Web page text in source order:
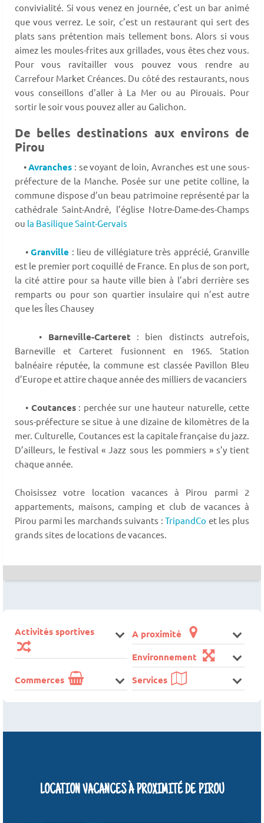
convivialité. Si vous venez en journée, c’est un bar animé
que vous verrez. Le soir, c’est un restaurant qui sert des
plats sans prétention mais tellement bons. Alors si vous
aimez les moules-frites aux grillades, vous êtes chez vous.
Pour vous ravitailler vous pouvez vous rendre au
Carrefour Market Créances. Du côté des restaurants, nous
vous conseillons d'aller à La Mer ou au Pirouais. Pour
sortir le soir vous pouvez aller au Galichon.
De belles destinations aux environs de
Pirou
•Avranches : se voyant de loin, Avranches est une sous-
préfecture de la Manche. Posée sur une petite colline, la
commune dispose d’un beau patrimoine représenté par la
cathédrale Saint-André, l’église Notre-Dame-des-Champs
ou la Basilique Saint-Gervais
•Granville : lieu de villégiature très apprécié, Granville
est le premier port coquillé de France. En plus de son port,
la cité attire pour sa haute ville bien à l’abri derrière ses
remparts ou pour son quartier insulaire qui n’est autre
que les Îles Chausey
• Barneville-Carteret : bien distincts autrefois,
Barneville et Carteret fusionnent en 1965. Station
balnéaire réputée, la commune est classée Pavillon Bleu
d’Europe et attire chaque année des milliers de vacanciers
• Coutances: perchée sur une hauteur naturelle, cette
sous-préfecture se situe à une dizaine de kilomètres de la
mer. Culturelle, Coutances est la capitale française du jazz.
D’ailleurs, le festival « Jazz sous les pommiers » s’y tient
chaque année.
Choisissez votre location vacances à Pirou parmi 2
appartements, maisons, camping et club de vacances à
Pirou parmi les marchands suivants :TripandCo et les plus
grands sites de locations de vacances.
Activités sportives
A proximité
Environnement
Commerces
Services
LOCATION VACANCES À PROXIMITÉ DE PIROU